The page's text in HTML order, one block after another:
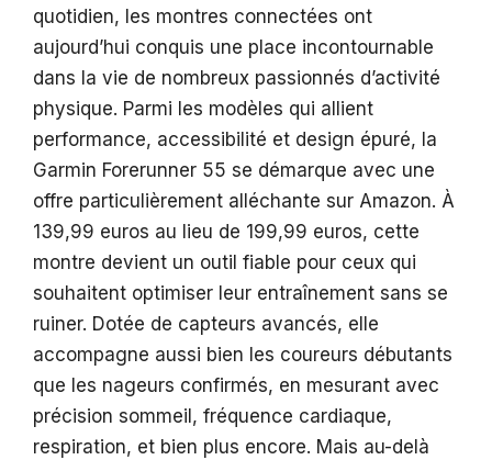
quotidien, les montres connectées ont
aujourd’hui conquis une place incontournable
dans la vie de nombreux passionnés d’activité
physique. Parmi les modèles qui allient
performance, accessibilité et design épuré, la
Garmin Forerunner 55 se démarque avec une
offre particulièrement alléchante sur Amazon. À
139,99 euros au lieu de 199,99 euros, cette
montre devient un outil fiable pour ceux qui
souhaitent optimiser leur entraînement sans se
ruiner. Dotée de capteurs avancés, elle
accompagne aussi bien les coureurs débutants
que les nageurs confirmés, en mesurant avec
précision sommeil, fréquence cardiaque,
respiration, et bien plus encore. Mais au-delà